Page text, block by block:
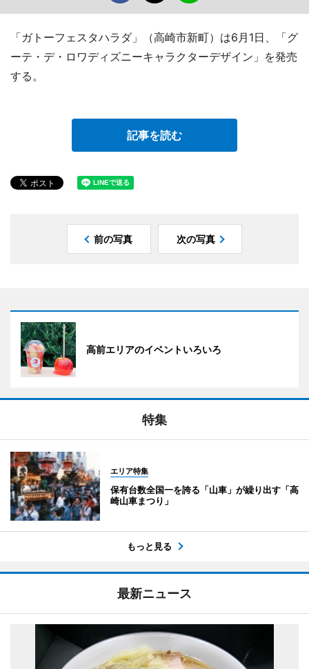
「ガトーフェスタハラダ」（高崎市新町）は6月1日、「グ
ーテ・デ・ロワディズニーキャラクターデザイン」を発売
する。
記事を読む
前の写真 次の写真
高前エリアのイベントいろいろ
特集
エリア特集
保有台数全国一を誇る「山車」が繰り出す「高
崎山車まつり」
もっと見る
最新ニュース